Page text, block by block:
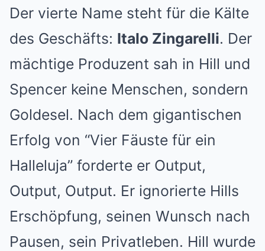
Der vierte Name steht für die Kälte
des Geschäfts: Italo Zingarelli. Der
mächtige Produzent sah in Hill und
Spencer keine Menschen, sondern
Goldesel. Nach dem gigantischen
Erfolg von “Vier Fäuste für ein
Halleluja” forderte er Output,
Output, Output. Er ignorierte Hills
Erschöpfung, seinen Wunsch nach
Pausen, sein Privatleben. Hill wurde